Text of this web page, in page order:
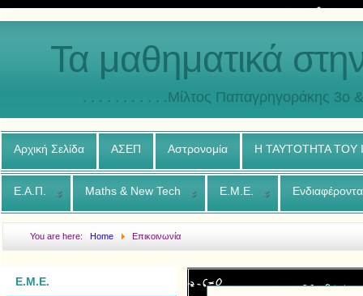
Τα μαθηματικά
. . . . . . . . . . .Μίλτος Παπαγρηγοράκης 3o
Αρχική Σελίδα ΑΣΕΠ Αστρονομία Η ΤΑΥΤΟΤΗΤΑ ΤΟΥ
Ε.Α.Π. Maths & New Tech Ε.Μ.Ε.
You are here:Home Επικοινωνία
Ε.Μ.Ε.